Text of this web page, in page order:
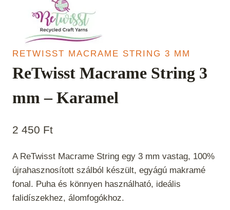
RETWISST MACRAME STRING 3 MM
ReTwisst Macrame String 3
mm – Karamel
2 450 Ft
A ReTwisst Macrame String egy 3 mm vastag, 100%
újrahasznosított szálból készült, egyágú makramé
fonal. Puha és könnyen használható, ideális
falidíszekhez, álomfogókhoz.